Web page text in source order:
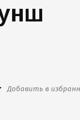
Добавить в